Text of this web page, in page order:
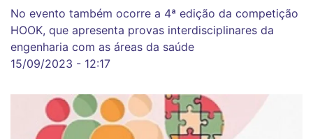
No evento também ocorre a 4ª edição da competição
HOOK, que apresenta provas interdisciplinares da
engenharia com as áreas da saúde
15/09/2023 - 12:17